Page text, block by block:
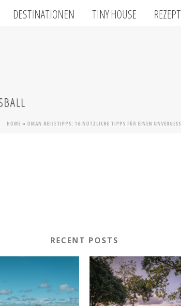
DESTINATIONEN TINY HOUSE
HOME » OMAN REISETIPPS: 16 NÜTZLICHE TIPPS FÜR EINEN
RECENT POSTS